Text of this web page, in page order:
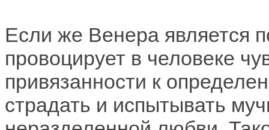
Если же Венера является
провоцирует в человеке
привязанности к
страдать и испытывать